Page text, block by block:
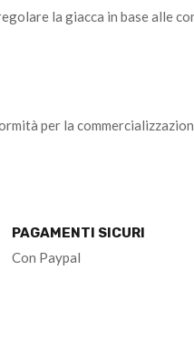
la giacca in base alle
per la
PAGAMENTI SICURI
Con Paypal